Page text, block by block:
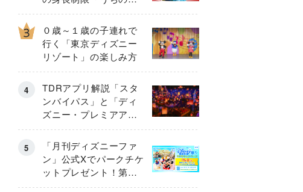
子、乗れる？」【81、
90、102、117㎝以上】
０歳～１歳の子連れで
行く「東京ディズニー
リゾート」の楽しみ方
TDRアプリ解説「スタ
ンバイパス」と「ディ
ズニー・プレミアアク
セス」「プライオリテ
ィパス」「エントリー
受付」とは
「月刊ディズニーファ
ン」公式Xでパークチケ
ットプレゼント！第１
弾キャンペーン開始